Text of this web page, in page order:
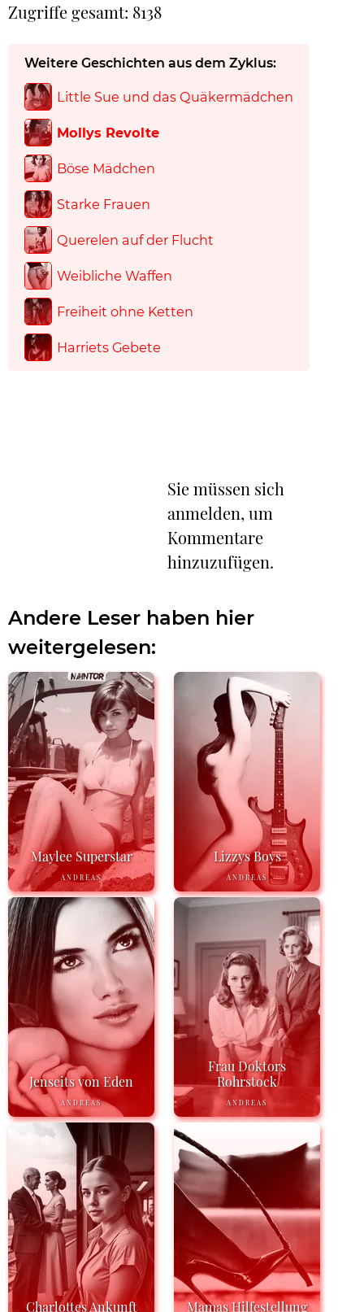
Zugriffe gesamt: 8138
Weitere Geschichten aus dem Zyklus:
Little Sue und das Quäkermädchen
Mollys Revolte
Böse Mädchen
Starke Frauen
Querelen auf der Flucht
Weibliche Waffen
Freiheit ohne Ketten
Harriets Gebete
Sie müssen sich
anmelden, um
Kommentare
hinzuzufügen.
Andere Leser haben hier
weitergelesen:
Maylee Superstar
ANDREAS
Lizzys Boys
ANDREAS
Jenseits von Eden
ANDREAS
Frau Doktors
Rohrstock
ANDREAS
Charlottes Ankunft Mamas Hilfestellung